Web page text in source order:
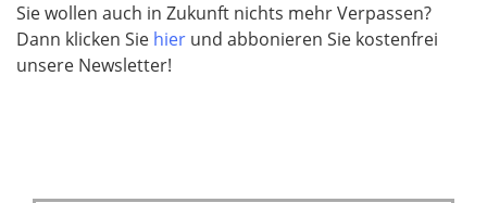
Sie wollen auch in Zukunft nichts mehr Verpassen?
Dann klicken Sie hier und abbonieren Sie kostenfrei
unsere Newsletter!